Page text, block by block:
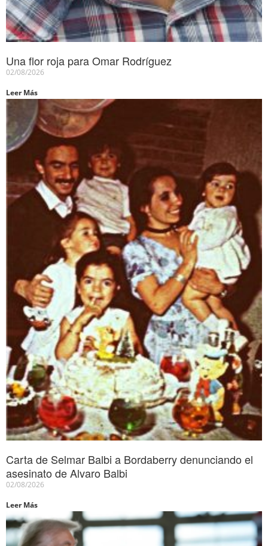
Una flor roja para Omar Rodríguez
02/08/2026
Leer Más
Carta de Selmar Balbi a Bordaberry denunciando el
asesinato de Alvaro Balbi
02/08/2026
Leer Más